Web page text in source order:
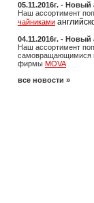
05.11.2016г. - Новый
Наш ассортимент
чайниками
04.11.2016г. - Новый
Наш ассортимент
самовращающимися
фирмы MOVA
все новости »